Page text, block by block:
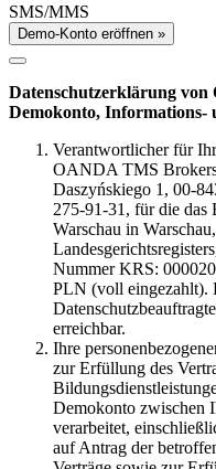
SMS/MMS
Demo-Konto eröffnen »
Datenschutzerklärung
Demokonto, Informations-
Verantwortlicher für
OANDA TMS
Daszyńskiego 1, 00-
275-91-31, für die das
Warschau in
Nummer KRS:
PLN (voll eingezahlt).
erreichbar.
Ihre
zur Erfüllung des
Demokonto zwischen
verarbeitet,
auf Antrag der